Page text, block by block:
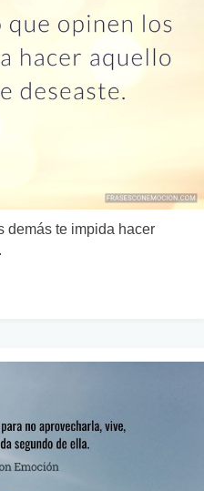
demás te impida hacer